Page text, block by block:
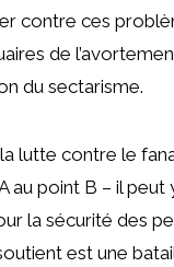
contre ces
de
du sectarisme.
lutte contre le
point B – il peut
la sécurité des
est une